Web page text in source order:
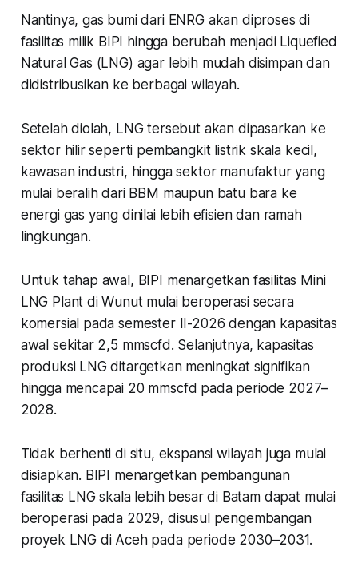
Nantinya, gas bumi dari ENRG akan diproses di
fasilitas milik BIPI hingga berubah menjadi Liquefied
Natural Gas (LNG) agar lebih mudah disimpan dan
didistribusikan ke berbagai wilayah.
Setelah diolah, LNG tersebut akan dipasarkan ke
sektor hilir seperti pembangkit listrik skala kecil,
kawasan industri, hingga sektor manufaktur yang
mulai beralih dari BBM maupun batu bara ke
energi gas yang dinilai lebih efisien dan ramah
lingkungan.
Untuk tahap awal, BIPI menargetkan fasilitas Mini
LNG Plant di Wunut mulai beroperasi secara
komersial pada semester II-2026 dengan kapasitas
awal sekitar 2,5 mmscfd. Selanjutnya, kapasitas
produksi LNG ditargetkan meningkat signifikan
hingga mencapai 20 mmscfd pada periode 2027–
2028.
Tidak berhenti di situ, ekspansi wilayah juga mulai
disiapkan. BIPI menargetkan pembangunan
fasilitas LNG skala lebih besar di Batam dapat mulai
beroperasi pada 2029, disusul pengembangan
proyek LNG di Aceh pada periode 2030–2031.